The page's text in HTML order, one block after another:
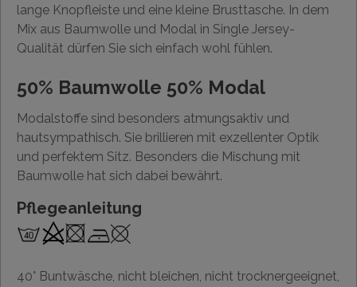
lange Knopfleiste und eine kleine Brusttasche. In dem
Mix aus Baumwolle und Modal in Single Jersey-
Qualität dürfen Sie sich einfach wohl fühlen.
50% Baumwolle 50% Modal
Modalstoffe sind besonders atmungsaktiv und
hautsympathisch. Sie brillieren mit exzellenter Optik
und perfektem Sitz. Besonders die Mischung mit
Baumwolle hat sich dabei bewährt.
Pflegeanleitung
40° Buntwäsche, nicht bleichen, nicht trocknergeeignet,